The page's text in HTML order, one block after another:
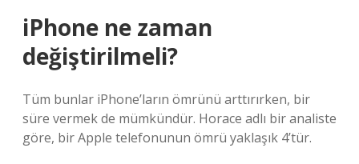
iPhone ne zaman
değiştirilmeli?
Tüm bunlar iPhone’ların ömrünü arttırırken, bir
süre vermek de mümkündür. Horace adlı bir analiste
göre, bir Apple telefonunun ömrü yaklaşık 4’tür.